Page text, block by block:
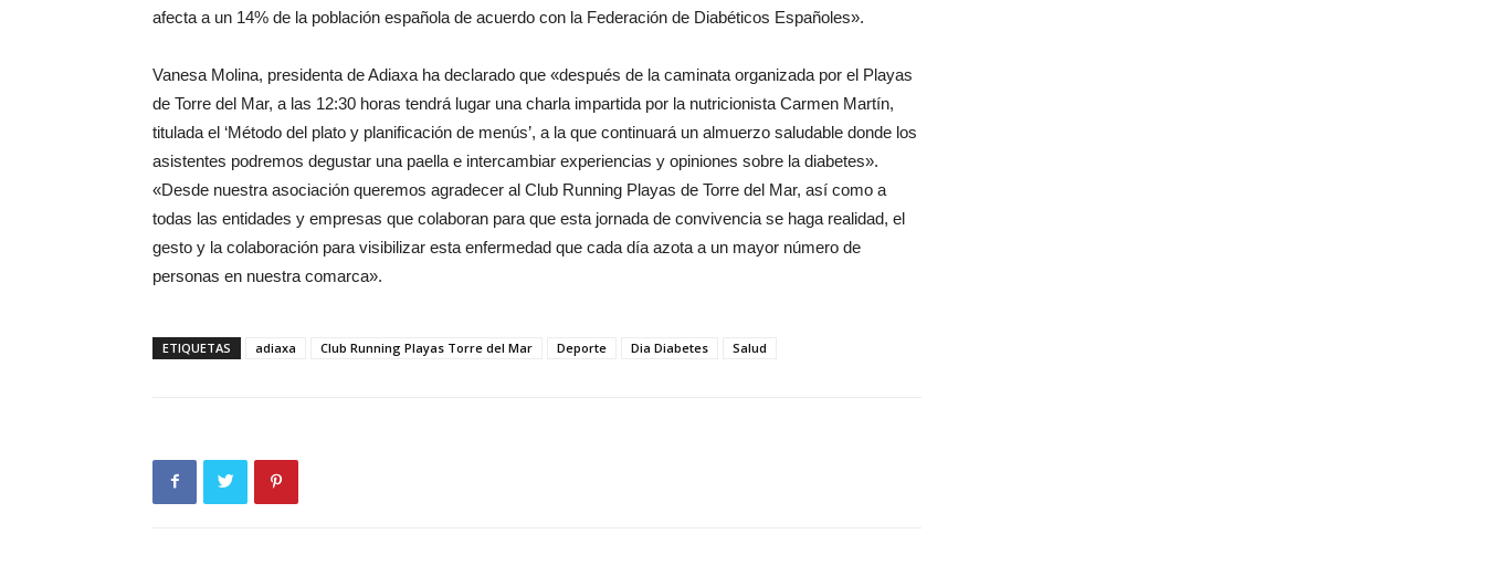
afecta a un 14% de la población española de acuerdo con la Federación de Diabéticos Españoles».
Vanesa Molina, presidenta de Adiaxa ha declarado que «después de la caminata organizada por el Playas
de Torre del Mar, a las 12:30 horas tendrá lugar una charla impartida por la nutricionista Carmen Martín,
titulada el ‘Método del plato y planificación de menús’, a la que continuará un almuerzo saludable donde los
asistentes podremos degustar una paella e intercambiar experiencias y opiniones sobre la diabetes».
«Desde nuestra asociación queremos agradecer al Club Running Playas de Torre del Mar, así como a
todas las entidades y empresas que colaboran para que esta jornada de convivencia se haga realidad, el
gesto y la colaboración para visibilizar esta enfermedad que cada día azota a un mayor número de
personas en nuestra comarca».
ETIQUETAS adiaxa Club Running Playas Torre del Mar Deporte Dia Diabetes Salud